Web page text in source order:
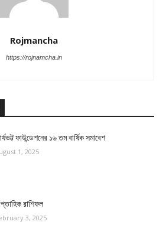
Rojmancha
https://rojnamcha.in
ফাউন্ডেশনের ১৬ তম বার্ষিক সমাবেশ
1, 2025
রাশিফল
3, 2025